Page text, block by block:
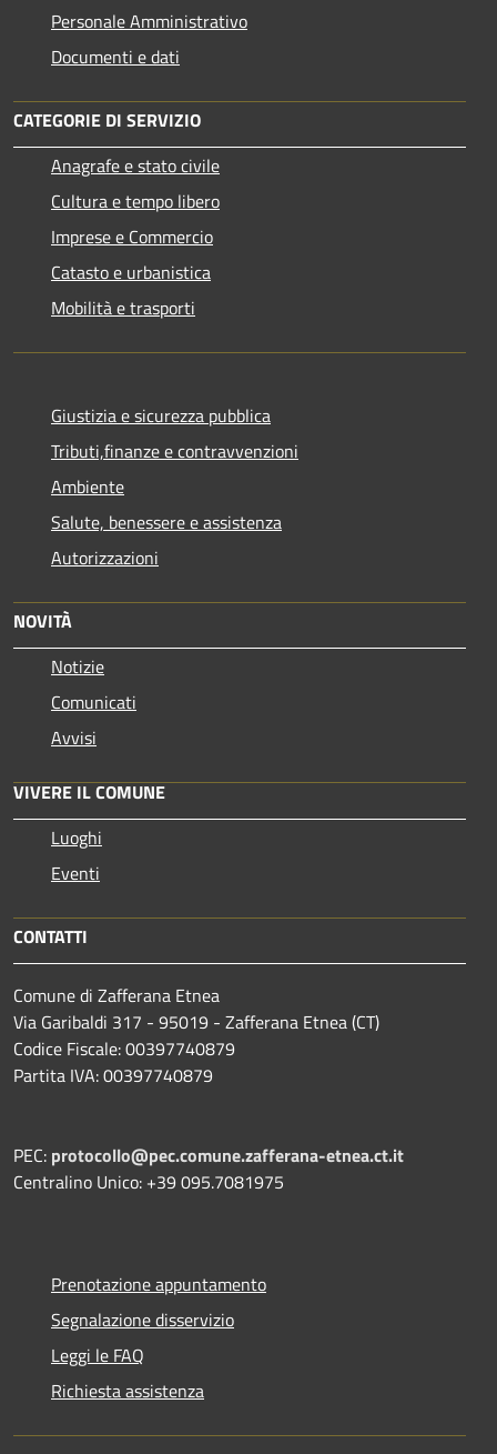
Personale Amministrativo
Documenti e dati
CATEGORIE DI SERVIZIO
Anagrafe e stato civile
Cultura e tempo libero
Imprese e Commercio
Catasto e urbanistica
Mobilità e trasporti
Giustizia e sicurezza pubblica
Tributi,finanze e contravvenzioni
Ambiente
Salute, benessere e assistenza
Autorizzazioni
NOVITÀ
Notizie
Comunicati
Avvisi
VIVERE IL COMUNE
Luoghi
Eventi
CONTATTI
Comune di Zafferana Etnea
Via Garibaldi 317 - 95019 - Zafferana Etnea (CT)
Codice Fiscale: 00397740879
Partita IVA: 00397740879
PEC: protocollo@pec.comune.zafferana-etnea.ct.it
Centralino Unico: +39 095.7081975
Prenotazione appuntamento
Segnalazione disservizio
Leggi le FAQ
Richiesta assistenza